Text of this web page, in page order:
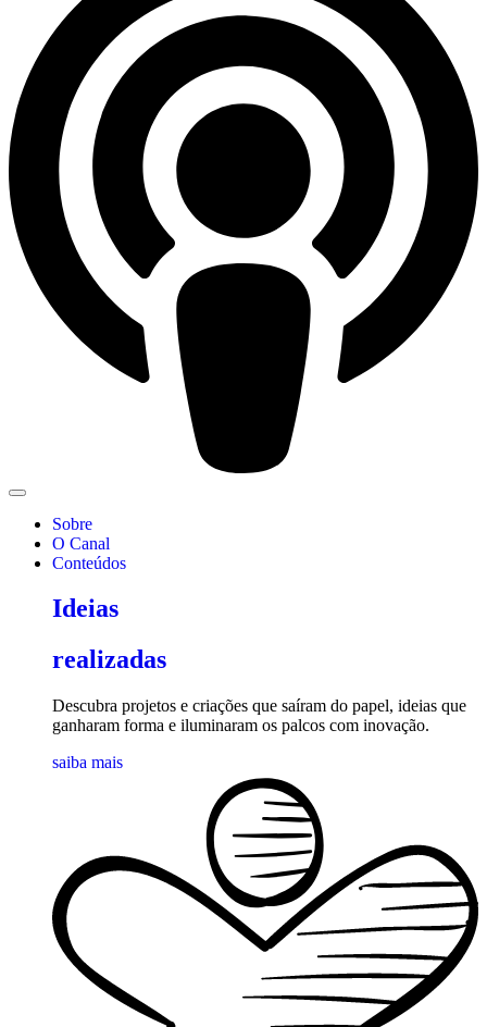
Sobre
O Canal
Conteúdos
Ideias
realizadas
Descubra projetos e criações que saíram do papel, ideias que
ganharam forma e iluminaram os palcos com inovação.
saiba mais